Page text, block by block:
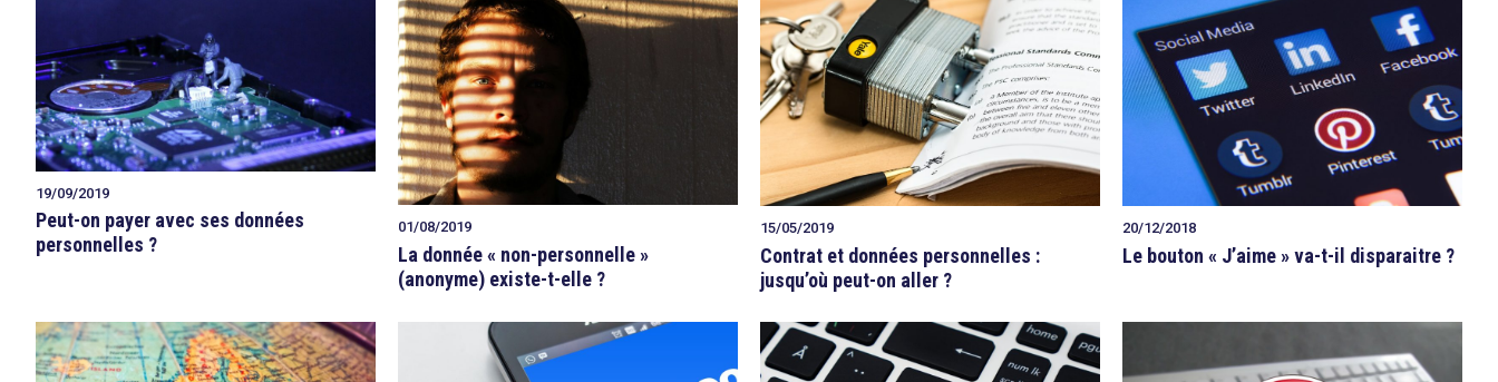
19/09/2019
Peut-on payer avec ses données
personnelles ?
01/08/2019
La donnée « non-personnelle »
(anonyme) existe-t-elle ?
15/05/2019
Contrat et données personnelles :
jusqu’où peut-on aller ?
20/12/2018
Le bouton « J’aime » va-t-il disparaitre ?
search